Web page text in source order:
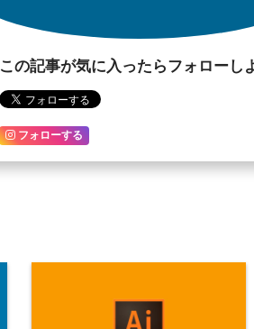
この記事が気に入ったらフォローし
フォローする